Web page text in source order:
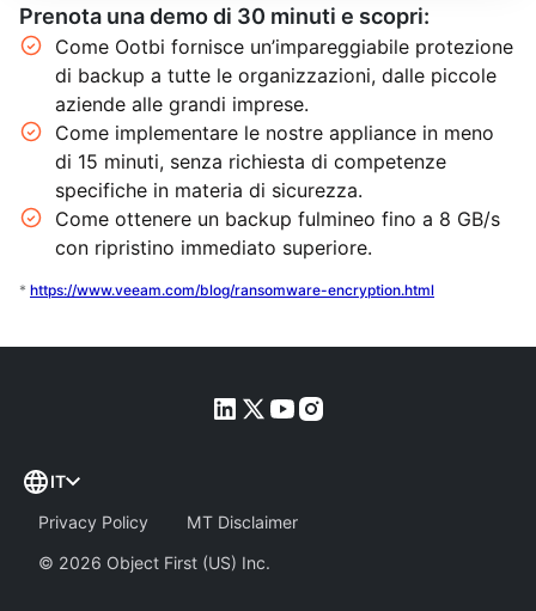
Prenota una demo di 30 minuti e scopri:
Come Ootbi fornisce un’impareggiabile protezione
di backup a tutte le organizzazioni, dalle piccole
aziende alle grandi imprese.
Come implementare le nostre appliance in meno
di 15 minuti, senza richiesta di competenze
specifiche in materia di sicurezza.
Come ottenere un backup fulmineo fino a 8 GB/s
con ripristino immediato superiore.
* https://www.veeam.com/blog/ransomware-encryption.html
IT
Privacy Policy
MT Disclaimer
© 2026 Object First (US) Inc.